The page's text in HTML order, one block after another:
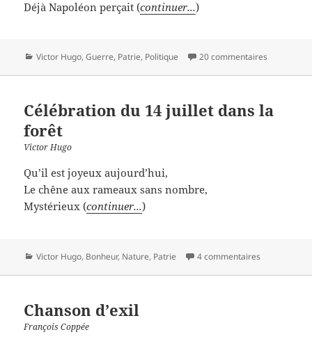
Déjà Napoléon perçait (continuer...)
Catégories
Victor Hugo,Guerre, Patrie, Politique 20 commentaires
Célébration du 14 juillet dans la
forêt
Victor Hugo
Qu’il est joyeux aujourd’hui,
Le chêne aux rameaux sans nombre,
Mystérieux (continuer...)
Catégories
Victor Hugo, Bonheur, Nature, Patrie 4 commentaires
Chanson d’exil
François Coppée